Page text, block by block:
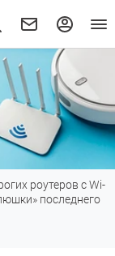
роутеров с Wi-
последнего